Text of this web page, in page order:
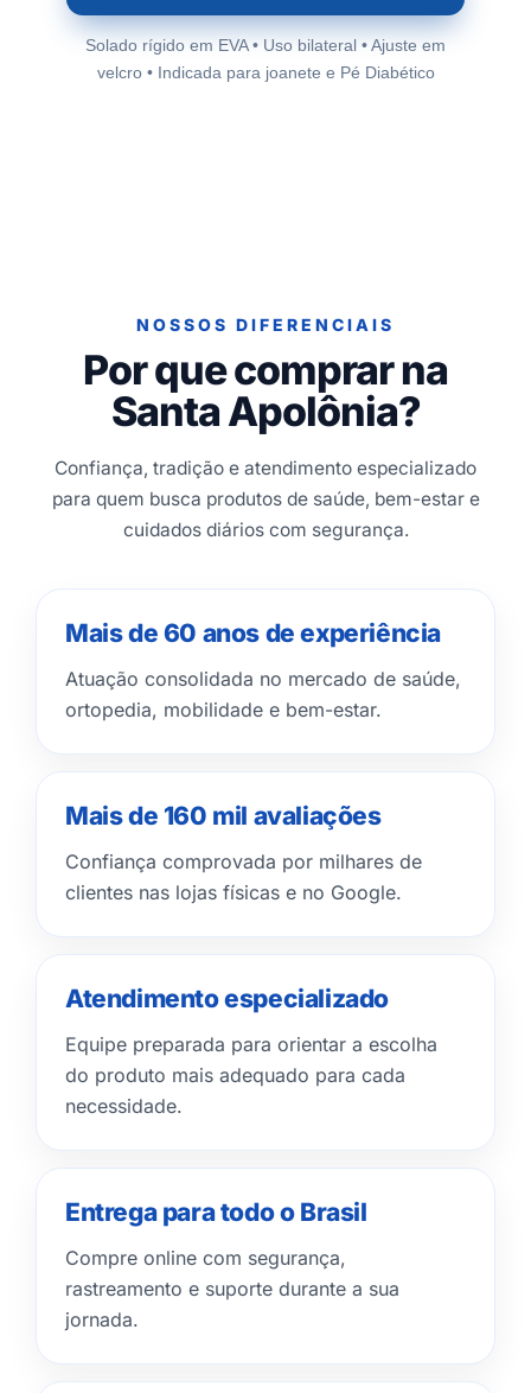
Solado rígido em EVA • Uso bilateral • Ajuste em
velcro • Indicada para joanete e Pé Diabético
NOSSOS DIFERENCIAIS
Por que comprar na
Santa Apolônia?
Confiança, tradição e atendimento especializado
para quem busca produtos de saúde, bem-estar e
cuidados diários com segurança.
Mais de 60 anos de experiência
Atuação consolidada no mercado de saúde,
ortopedia, mobilidade e bem-estar.
Mais de 160 mil avaliações
Confiança comprovada por milhares de
clientes nas lojas físicas e no Google.
Atendimento especializado
Equipe preparada para orientar a escolha
do produto mais adequado para cada
necessidade.
Entrega para todo o Brasil
Compre online com segurança,
rastreamento e suporte durante a sua
jornada.